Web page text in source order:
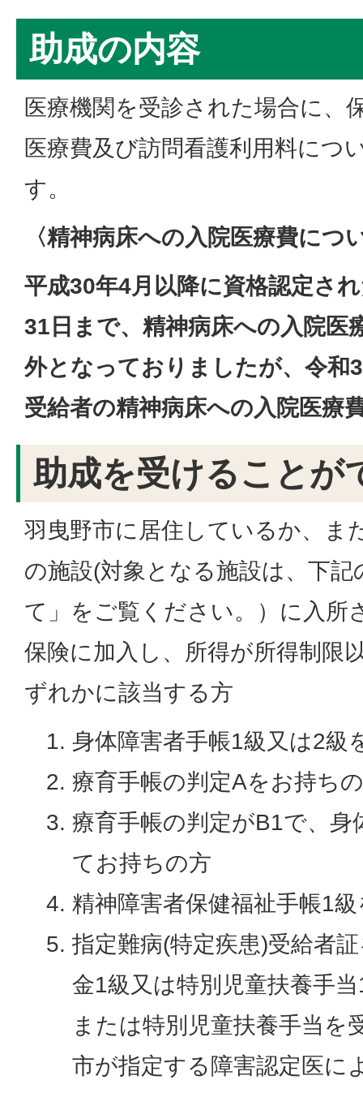
助成の内容
医療機関を受診された場合に、
医療費及び訪問看護利用料につ
す。
〈精神病床への入院医療費につ
平成30年4月以降に資格認定さ
31日まで、精神病床への入院医
外となっておりましたが、令和
受給者の精神病床への入院医療
助成を受けることが
羽曳野市に居住しているか、ま
の施設(対象となる施設は、下
て」をご覧ください。）に入所
保険に加入し、所得が所得制限
ずれかに該当する方
身体障害者手帳1級又は2級
療育手帳の判定Aをお持ち
療育手帳の判定がB1で、身
てお持ちの方
精神障害者保健福祉手帳1
指定難病(特定疾患)受給者
金1級又は特別児童扶養手
または特別児童扶養手当を
市が指定する障害認定医に